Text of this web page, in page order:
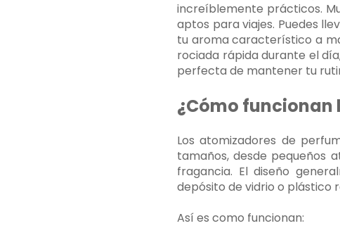
increíblemente prácticos.
aptos para viajes. Puedes
tu aroma característico a
rociada rápida durante el
perfecta de mantener tu
¿Cómo
Los atomizadores de
tamaños, desde pequeños
fragancia. El diseño
depósito de vidrio o plástico
Así es como funcionan: